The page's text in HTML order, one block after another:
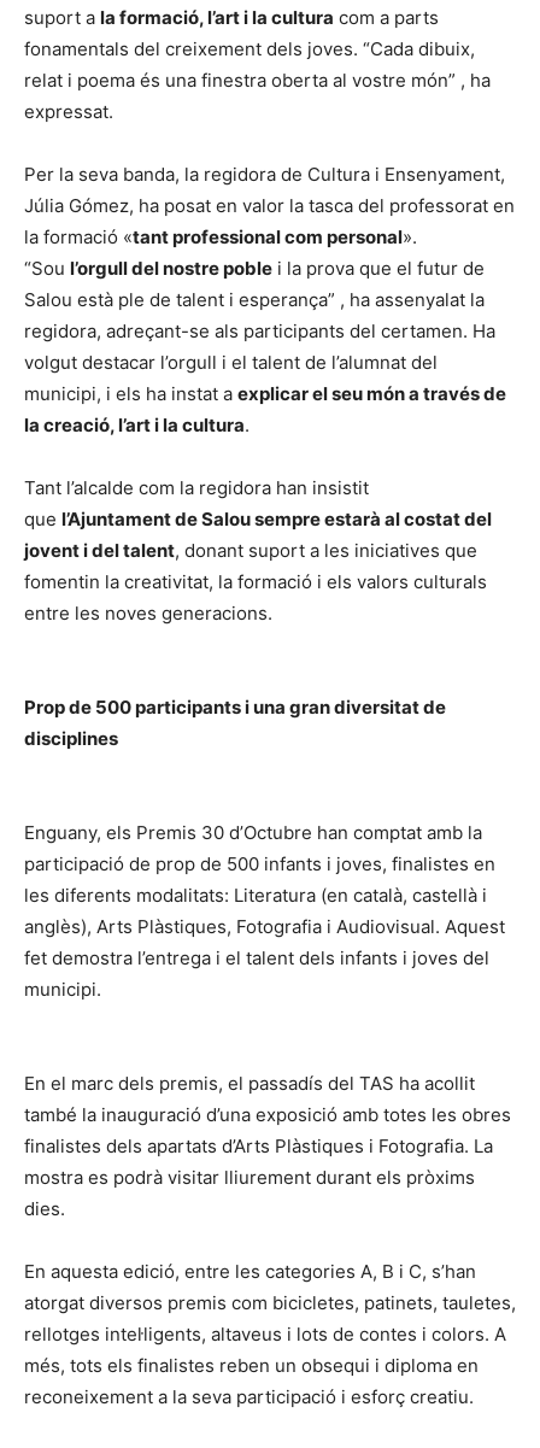
suport a la formació, l’art i la cultura com a parts
fonamentals del creixement dels joves. “Cada dibuix,
relat i poema és una finestra oberta al vostre món” , ha
expressat.
Per la seva banda, la regidora de Cultura i Ensenyament,
Júlia Gómez, ha posat en valor la tasca del professorat en
la formació «tant professional com personal».
“Sou l’orgull del nostre poble i la prova que el futur de
Salou està ple de talent i esperança” , ha assenyalat la
regidora, adreçant-se als participants del certamen. Ha
volgut destacar l’orgull i el talent de l’alumnat del
municipi, i els ha instat a explicar el seu món a través de
la creació, l’art i la cultura.
Tant l’alcalde com la regidora han insistit
que l’Ajuntament de Salou sempre estarà al costat del
jovent i del talent, donant suport a les iniciatives que
fomentin la creativitat, la formació i els valors culturals
entre les noves generacions.
Prop de 500 participants i una gran diversitat de
disciplines
Enguany, els Premis 30 d’Octubre han comptat amb la
participació de prop de 500 infants i joves, finalistes en
les diferents modalitats: Literatura (en català, castellà i
anglès), Arts Plàstiques, Fotografia i Audiovisual. Aquest
fet demostra l’entrega i el talent dels infants i joves del
municipi.
En el marc dels premis, el passadís del TAS ha acollit
també la inauguració d’una exposició amb totes les obres
finalistes dels apartats d’Arts Plàstiques i Fotografia. La
mostra es podrà visitar lliurement durant els pròxims
dies.
En aquesta edició, entre les categories A, B i C, s’han
atorgat diversos premis com bicicletes, patinets, tauletes,
rellotges intel·ligents, altaveus i lots de contes i colors. A
més, tots els finalistes reben un obsequi i diploma en
reconeixement a la seva participació i esforç creatiu.